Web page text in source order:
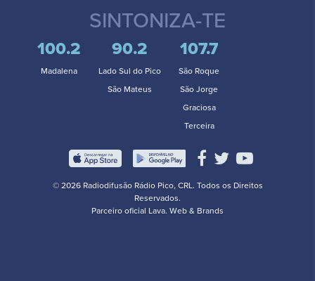
SINTONIZA-TE
100.2
Madalena
90.2
Lado Sul do Pico
São Mateus
107.7
São Roque
São Jorge
Graciosa
Terceira
© 2026 Radiodifusão Rádio Pico, CRL. Todos os Direitos
Reservados.
Parceiro oficial Lava. Web & Brands